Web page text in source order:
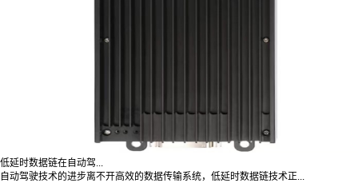
低延时数据链在自动驾...
自动驾驶技术的进步离不开高效的数据传输系统，低延时数据链技术正...